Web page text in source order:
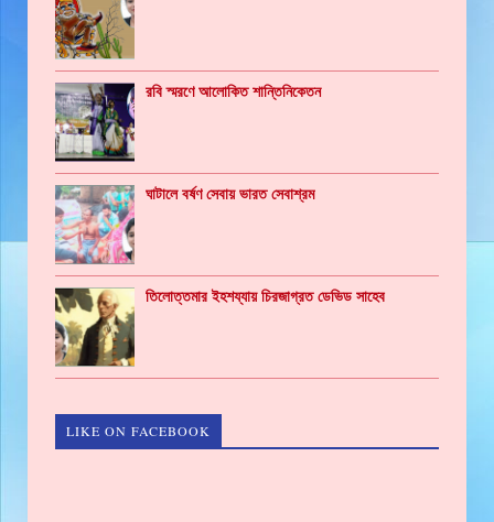
রবি স্মরণে আলোকিত শান্তিনিকেতন
ঘাটালে বর্ষণ সেবায় ভারত সেবাশ্রম
তিলোত্তমার ইহশয্যায় চিরজাগ্রত ডেভিড সাহেব
LIKE ON FACEBOOK